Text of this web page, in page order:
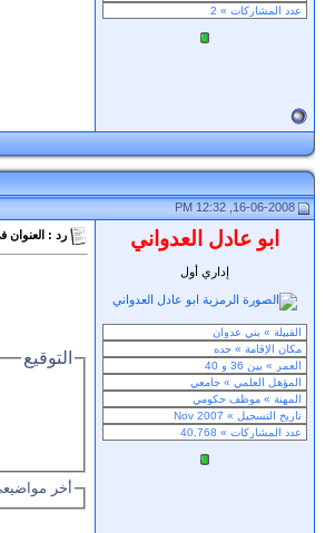
16-06-2008, 12:32 PM
ابو عادل العدواني
إداري أول
رد :
التوقيع
أخر